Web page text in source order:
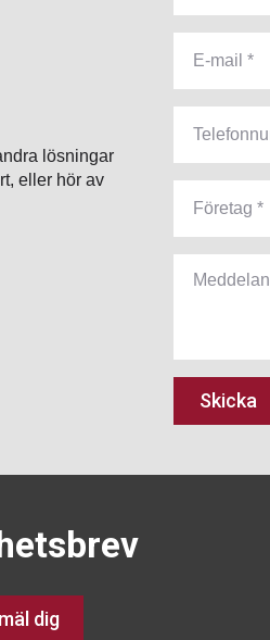
lösningar
eller hör av
Skicka
dig